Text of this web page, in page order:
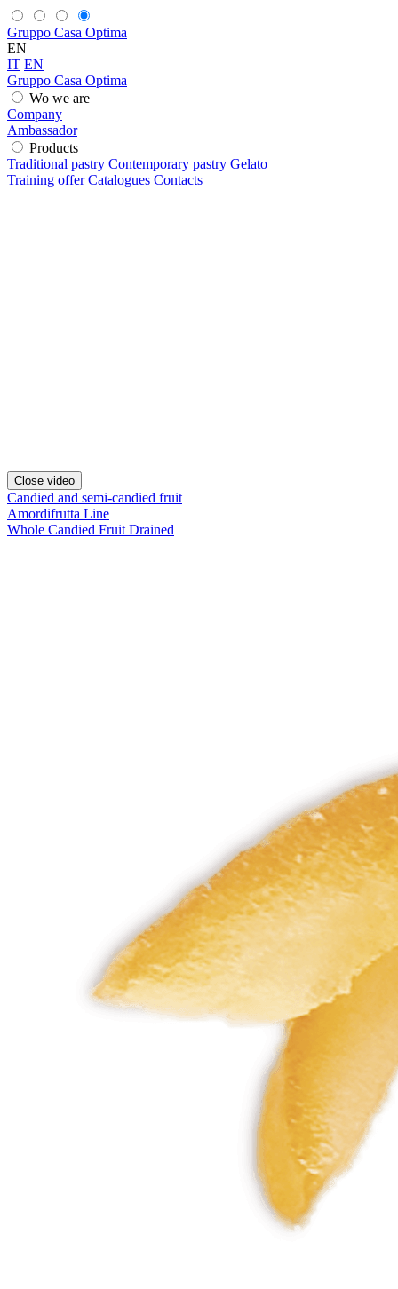
Gruppo Casa Optima
EN
IT EN
Gruppo Casa Optima
Wo we are
Company
Ambassador
Products
Traditional pastry Contemporary pastry Gelato
Training offerCatalogues Contacts
Close video
Candied and semi-candied fruit
Amordifrutta Line
Whole Candied Fruit Drained